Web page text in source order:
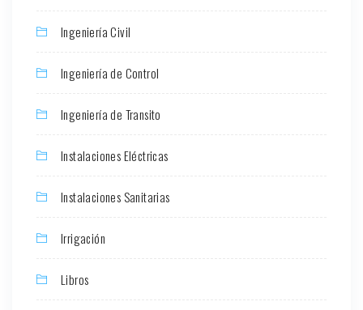
Ingeniería Civil
Ingeniería de Control
Ingeniería de Transito
Instalaciones Eléctricas
Instalaciones Sanitarias
Irrigación
Libros